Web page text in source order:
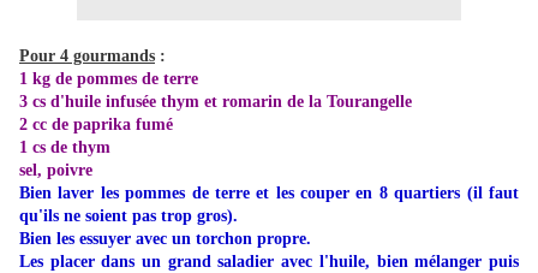
Pour 4 gourmands :
1 kg de pommes de terre
3 cs d'huile infusée thym et romarin de la Tourangelle
2 cc de paprika fumé
1 cs de thym
sel, poivre
Bien laver les pommes de terre et les couper en 8 quartiers (il faut
qu'ils ne soient pas trop gros).
Bien les essuyer avec un torchon propre.
Les placer dans un grand saladier avec l'huile, bien mélanger puis